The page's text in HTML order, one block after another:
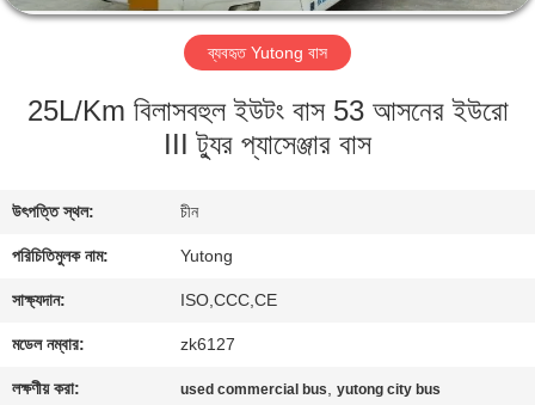
কারখানা
যোগাযোগ
করুন
উদ্ধৃতির
ব্যবহৃত Yutong বাস
25L/Km বিলাসবহুল ইউটং বাস 53 আসনের ইউরো
III ট্যুর প্যাসেঞ্জার বাস
উৎপত্তি স্থল: চীন
পরিচিতিমুলক নাম: Yutong
সাক্ষ্যদান: ISO,CCC,CE
মডেল নম্বার: zk6127
লক্ষণীয় করা: used commercial bus,yutong city bus